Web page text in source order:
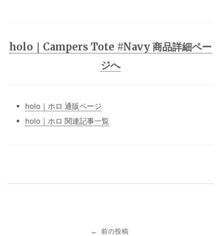
holo｜Campers Tote #Navy 商品詳細ペー
ジへ
holo｜ホロ 通販ページ
holo｜ホロ 関連記事一覧
← 前の投稿